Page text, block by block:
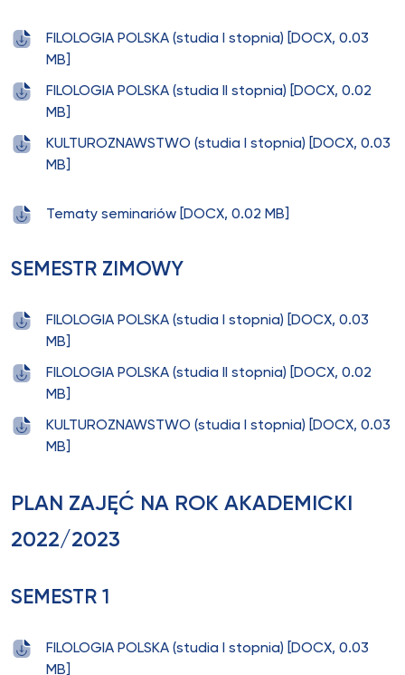
FILOLOGIA POLSKA (studia I stopnia) [DOCX, 0.03
MB]
FILOLOGIA POLSKA (studia II stopnia) [DOCX, 0.02
MB]
KULTUROZNAWSTWO (studia I stopnia) [DOCX, 0.03
MB]
Tematy seminariów [DOCX, 0.02 MB]
SEMESTR ZIMOWY
FILOLOGIA POLSKA (studia I stopnia) [DOCX, 0.03
MB]
FILOLOGIA POLSKA (studia II stopnia) [DOCX, 0.02
MB]
KULTUROZNAWSTWO (studia I stopnia) [DOCX, 0.03
MB]
PLAN ZAJĘĆ NA ROK AKADEMICKI
2022/2023
SEMESTR 1
FILOLOGIA POLSKA (studia I stopnia) [DOCX, 0.03
MB]